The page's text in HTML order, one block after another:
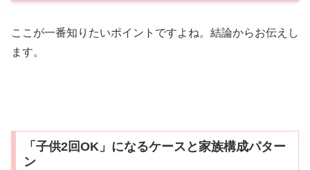
ここが一番知りたいポイントですよね。結論からお伝えし
ます。
「子供2回OK」になるケースと家族構成パター
ン